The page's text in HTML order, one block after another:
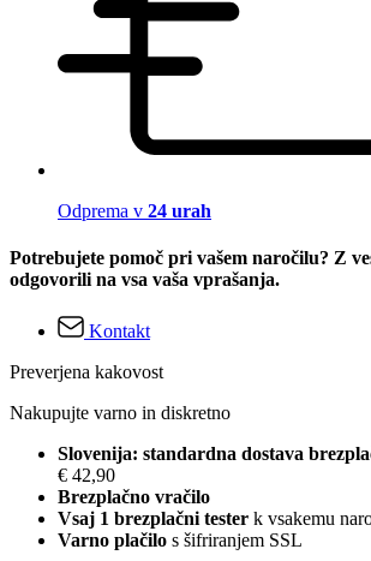
Odprema v 24 urah
Potrebujete pomoč pri vašem naročilu? Z
odgovorili na vsa vaša vprašanja.
Kontakt
Preverjena kakovost
Nakupujte varno in diskretno
Slovenija: standardna dostava
€ 42,90
Brezplačno vračilo
Vsaj 1 brezplačni tester k vsakemu
Varno plačilo s šifriranjem SSL